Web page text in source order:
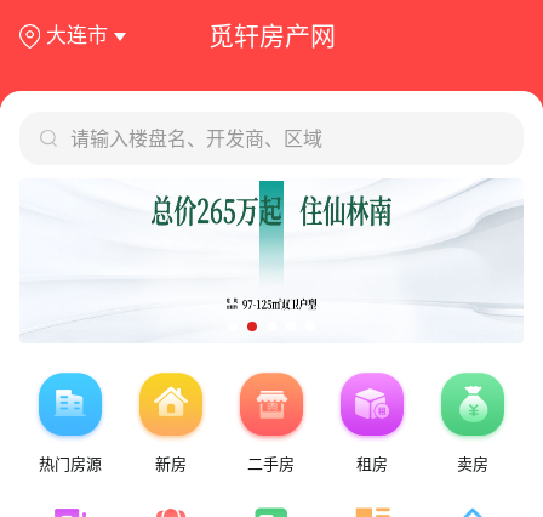
觅轩房产网
大连市
请输入楼盘名、开发商、区域
热门房源 新房 二手房 租房 卖房